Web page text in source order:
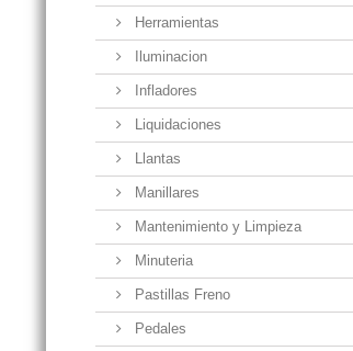
Herramientas
Iluminacion
Infladores
Liquidaciones
Llantas
Manillares
Mantenimiento y Limpieza
Minuteria
Pastillas Freno
Pedales